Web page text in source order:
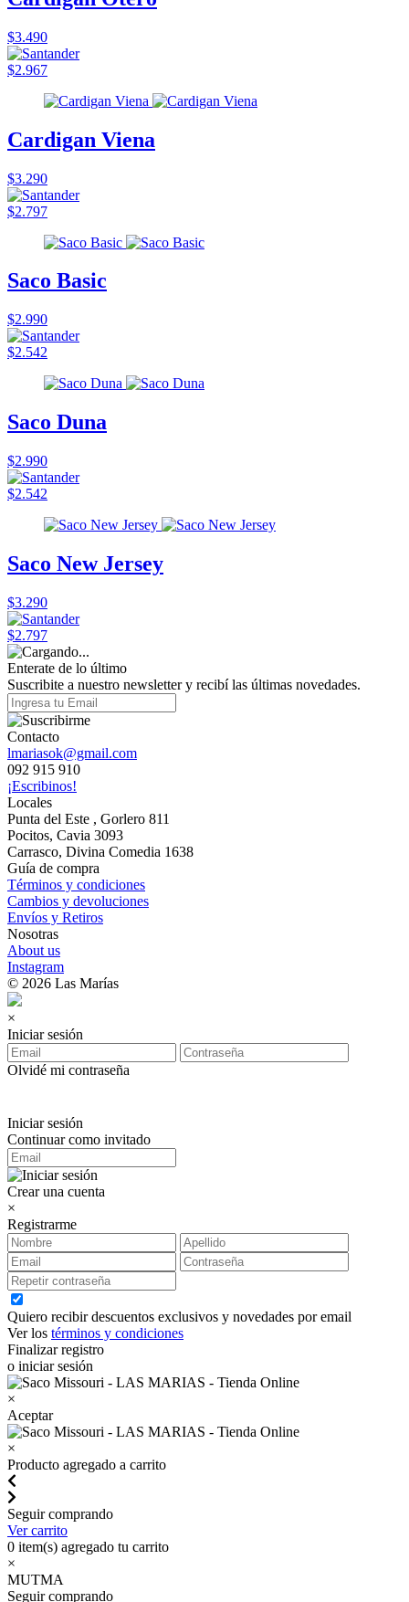
$3.490
$2.967
Cardigan Viena
$3.290
$2.797
Saco Basic
$2.990
$2.542
Saco Duna
$2.990
$2.542
Saco New Jersey
$3.290
$2.797
Enterate de lo último
Suscribite a nuestro newsletter y recibí las últimas novedades.
Contacto
lmariasok@gmail.com
092 915 910
¡Escribinos!
Locales
Punta del Este , Gorlero 811
Pocitos, Cavia 3093
Carrasco, Divina Comedia 1638
Guía de compra
Términos y condiciones
Cambios y devoluciones
Envíos y Retiros
Nosotras
About us
Instagram
© 2026 Las Marías
×
Iniciar sesión
Olvidé mi contraseña
Iniciar sesión
Continuar como invitado
Crear una cuenta
×
Registrarme
Quiero recibir descuentos exclusivos y novedades por email
Ver los términos y condiciones
Finalizar registro
o iniciar sesión
×
Aceptar
×
Producto agregado a carrito
Seguir comprando
Ver carrito
0 item(s) agregado tu carrito
×
MUTMA
Seguir comprando